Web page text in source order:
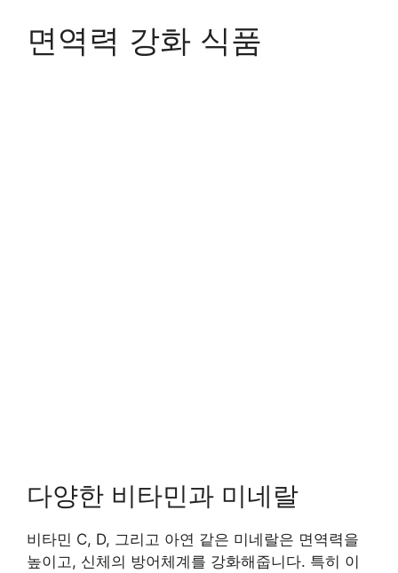
면역력 강화 식품
다양한 비타민과 미네랄
비타민 C, D, 그리고 아연 같은 미네랄은 면역력을
높이고, 신체의 방어체계를 강화해줍니다. 특히 이